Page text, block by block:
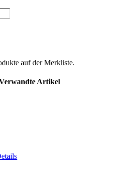
auf der Merkliste.
Artikel